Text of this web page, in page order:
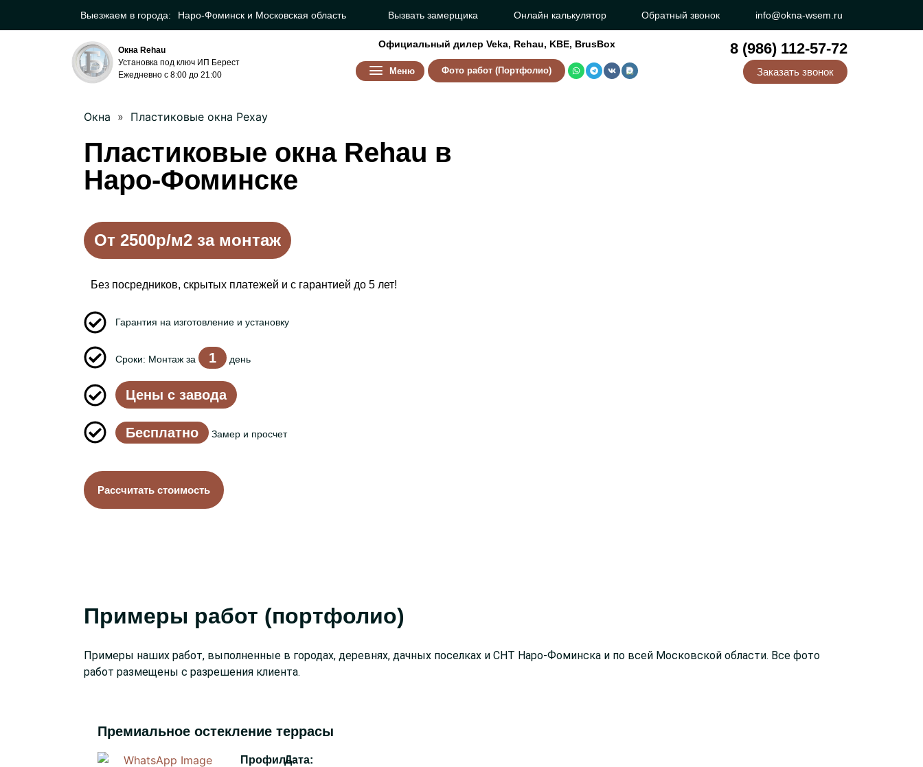
Выезжаем в города: Наро-Фоминск и Московская область Вызвать замерщика Онлайн калькулятор Обратный звонок info@okna-wsem.ru
Окна Rehau
Установка под ключ ИП Берест
Ежедневно с 8:00 до 21:00
Официальный дилер Veka, Rehau, KBE, BrusBox
Меню Фото работ (Портфолио)
8 (986) 112-57-72
Заказать звонок
Окна » Пластиковые окна Рехау
Пластиковые окна Rehau в
Наро-Фоминске
От 2500р/м2 за монтаж
Без посредников, скрытых платежей и с гарантией до 5 лет!
Гарантия на изготовление и установку
Сроки: Монтаж за 1 день
Цены с завода
Бесплатно Замер и просчет
Рассчитать стоимость
Примеры работ (портфолио)
Примеры наших работ, выполненные в городах, деревнях, дачных поселках и СНТ Наро-Фоминска и по всей Московской области. Все фото
работ размещены с разрешения клиента.
Премиальное остекление террасы
:
: